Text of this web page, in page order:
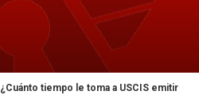
¿Cuánto tiempo le toma a USCIS emitir